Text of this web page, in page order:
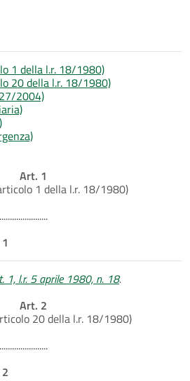
1 della l.r. 18/1980)
20 della l.r. 18/1980)
2004)
Art. 1
1 della l.r. 18/1980)
1, l.r. 5 aprile 1980, n. 18.
Art. 2
20 della l.r. 18/1980)